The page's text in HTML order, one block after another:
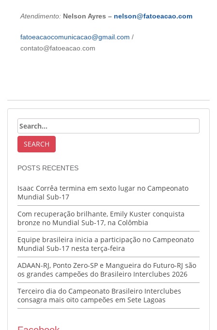
Atendimento: Nelson Ayres – nelson@fatoeacao.com
fatoeacaocomunicacao@gmail.com /
contato@fatoeacao.com
POSTS RECENTES
Isaac Corrêa termina em sexto lugar no Campeonato
Mundial Sub-17
Com recuperação brilhante, Emily Kuster conquista
bronze no Mundial Sub-17, na Colômbia
Equipe brasileira inicia a participação no Campeonato
Mundial Sub-17 nesta terça-feira
ADAAN-RJ, Ponto Zero-SP e Mangueira do Futuro-RJ são
os grandes campeões do Brasileiro Interclubes 2026
Terceiro dia do Campeonato Brasileiro Interclubes
consagra mais oito campeões em Sete Lagoas